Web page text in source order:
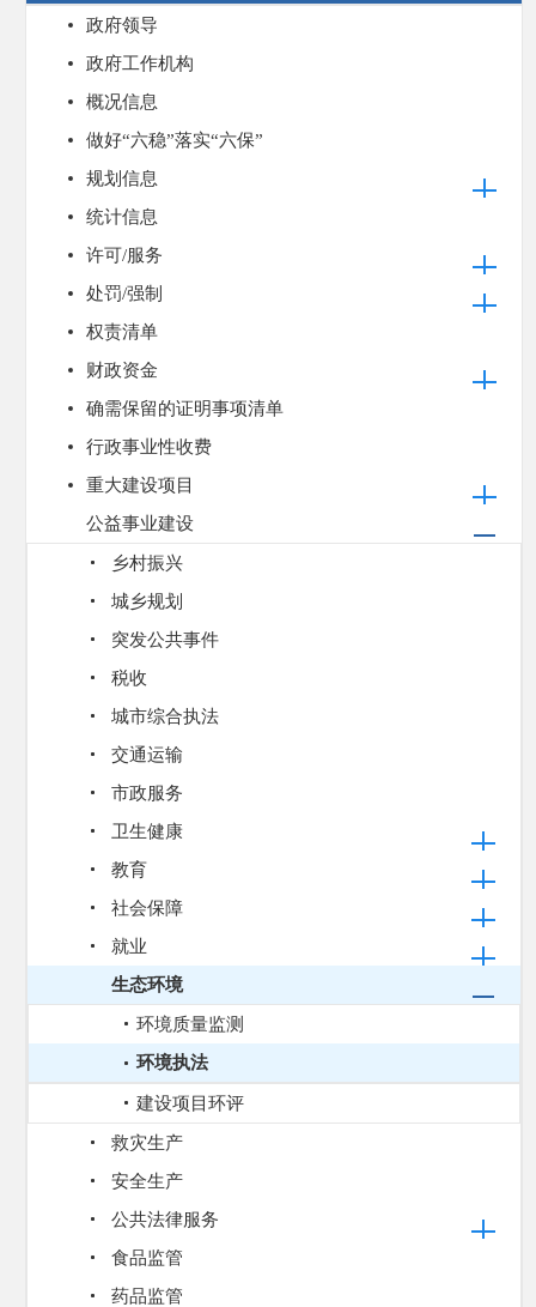
政府领导
政府工作机构
概况信息
做好“六稳”落实“六保”
规划信息
统计信息
许可/服务
处罚/强制
权责清单
财政资金
确需保留的证明事项清单
行政事业性收费
重大建设项目
公益事业建设
乡村振兴
城乡规划
突发公共事件
税收
城市综合执法
交通运输
市政服务
卫生健康
教育
社会保障
就业
生态环境
环境质量监测
环境执法
建设项目环评
救灾生产
安全生产
公共法律服务
食品监管
药品监管